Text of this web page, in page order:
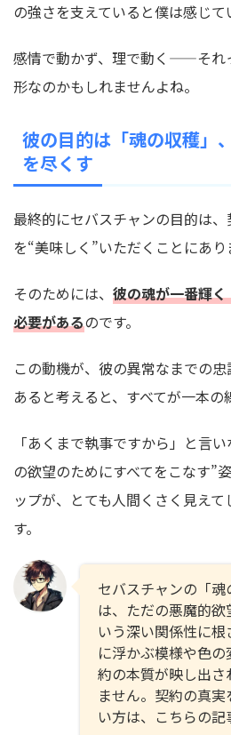
の強さを支えていると僕は感じて
感情で動かず、理で動く——それ
形なのかもしれませんよね。
彼の目的は「魂の収穫」
を尽くす
最終的にセバスチャンの目的は
を“美味しく”いただくことにあり
そのためには、 彼の魂が一番輝
必要があるのです。
この動機が、彼の異常なまでの
あると考えると、すべてが一本の
「あくまで執事ですから」と言
の欲望のためにすべてをこなす
ップが、とても人間くさく見え
す。
セバスチャンの「
は、ただの悪魔的
いう深い関係性に
に浮かぶ模様や色
約の本質が映し出
ません。契約の真
い方は、こちらの記